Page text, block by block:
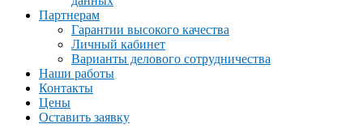
Партнерам
Гарантии высокого качества
Личный кабинет
Варианты делового сотрудничества
Наши работы
Контакты
Цены
Оставить заявку